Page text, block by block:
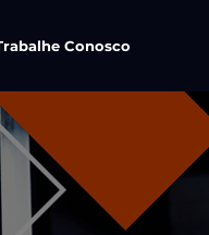
Conosco